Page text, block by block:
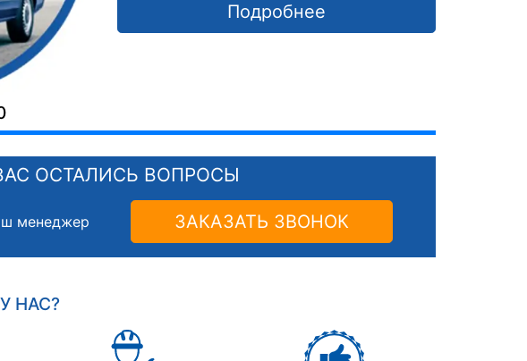
Подробнее
ОСТАЛИСЬ ВОПРОСЫ
менеджер ЗАКАЗАТЬ ЗВОНОК
НАС?